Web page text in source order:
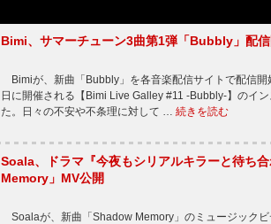
Bimi、サマーチューン3曲第1弾「Bubbly」配
Bimiが、新曲「Bubbly」を各音楽配信サイトで配信
日に開催される【Bimi Live Galley #11 -Bubbly-】のイ
た。日々の不安や不条理に対して … 続きを読む
Soala、ドラマ『今夜もシリアルキラーと待ち
Memory」MV公開
Soalaが、新曲「Shadow Memory」のミュージック